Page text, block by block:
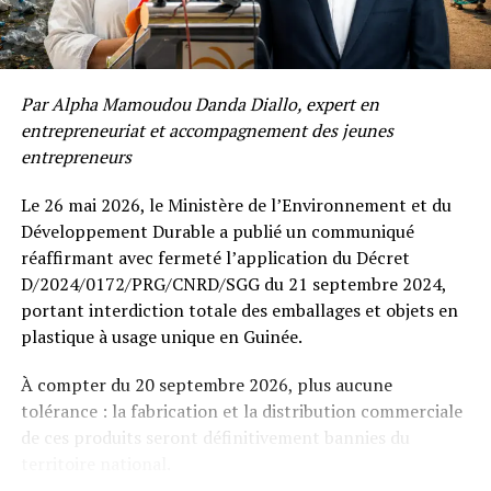
entrent en prison sous la protection de l’État et que
leur sort suscite de si graves interrogations ?
continuent de plonger des familles dans une attente
insoutenable, tandis que les violences sexuelles se
multiplient avec une brutalité qui heurte la conscience
collective. À force d’accumuler les tragédies, je me
demande s’il s’agit d’une simple crise politique ou si au
contraire nous assistons à une déchéance plus profonde
de notre conscience nationale.
Une République n’attend pas seulement de ses
institutions qu’elles gouvernent. Elle attend aussi de ses
consciences qu’elles veillent.
Les consciences n’exercent pas le pouvoir politique.
Par Alpha Mamoudou Danda Diallo, expert en
entrepreneuriat et accompagnement des jeunes
entrepreneurs
Le 26 mai 2026, le Ministère de l’Environnement et du
Développement Durable a publié un communiqué
réaffirmant avec fermeté l’application du Décret
D/2024/0172/PRG/CNRD/SGG du 21 septembre 2024,
portant interdiction totale des emballages et objets en
plastique à usage unique en Guinée.
À compter du 20 septembre 2026, plus aucune
tolérance : la fabrication et la distribution commerciale
de ces produits seront définitivement bannies du